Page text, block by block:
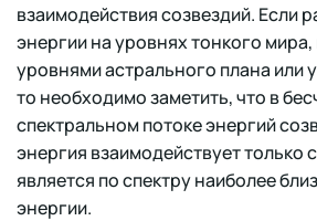
взаимодействия созвездий. Если
энергии на уровнях тонкого
уровнями астрального плана или
то необходимо заметить, что в
спектральном потоке энергий
энергия взаимодействует только
является по спектру наиболее
энергии.